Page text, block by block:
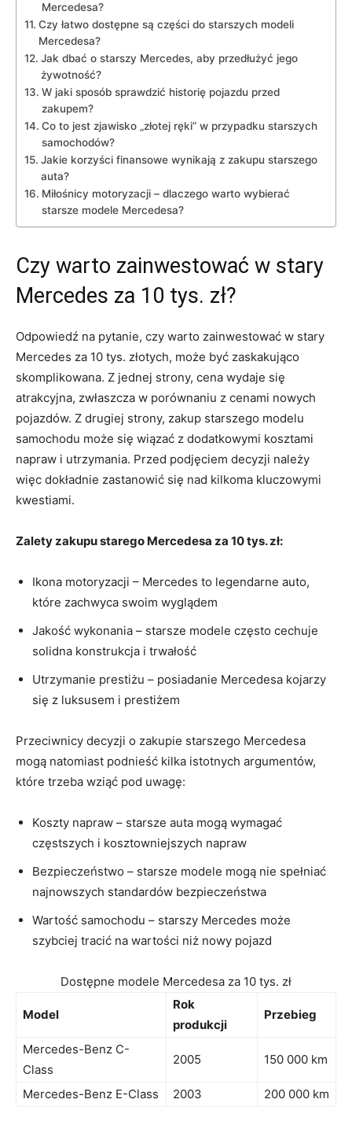
Mercedesa?
Czy łatwo dostępne⁢ są części do starszych modeli
Mercedesa?
Jak dbać ‍o starszy Mercedes, aby przedłużyć jego
żywotność?
W ‍jaki sposób sprawdzić‌ historię pojazdu przed⁣
zakupem?
Co to jest zjawisko „złotej ręki” w przypadku starszych
samochodów?
Jakie korzyści finansowe wynikają z zakupu starszego
auta?
Miłośnicy motoryzacji – dlaczego warto ⁤wybierać
starsze modele Mercedesa?
Czy warto zainwestować w stary
Mercedes za 10 tys. zł?
Odpowiedź na pytanie, czy warto zainwestować ‌w stary
Mercedes za 10 tys. złotych, może być zaskakująco
skomplikowana. Z⁣ jednej strony, cena wydaje się
atrakcyjna, zwłaszcza w porównaniu z cenami nowych
pojazdów. Z drugiej strony, zakup starszego modelu
samochodu może się wiązać z dodatkowymi kosztami
napraw i utrzymania. ​Przed podjęciem decyzji należy
więc dokładnie zastanowić się ⁢nad kilkoma kluczowymi
kwestiami.
Zalety zakupu starego Mercedesa​ za 10 tys. zł:
Ikona motoryzacji – Mercedes to⁢ legendarne auto,
które zachwyca swoim wyglądem
Jakość wykonania – starsze modele często cechuje
solidna konstrukcja i trwałość
Utrzymanie prestiżu – posiadanie Mercedesa kojarzy
‍się z ⁢luksusem i prestiżem
Przeciwnicy decyzji o zakupie starszego​ Mercedesa
mogą natomiast podnieść kilka istotnych⁢ argumentów,
które trzeba⁣ wziąć pod uwagę:
Koszty napraw – starsze auta mogą wymagać
częstszych i kosztowniejszych napraw
Bezpieczeństwo‍ – starsze modele mogą ⁤nie spełniać
najnowszych standardów bezpieczeństwa
Wartość samochodu – starszy Mercedes może​
szybciej tracić na​ wartości niż nowy pojazd
Dostępne modele Mercedesa za 10 tys. zł
Model
Rok
produkcji
Przebieg
Mercedes-Benz C-
Class
2005 150‍ 000 km
Mercedes-Benz E-Class 2003 200 000 km